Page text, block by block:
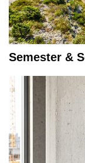
Semester &